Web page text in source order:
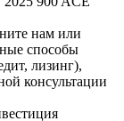
нам или
способы
лизинг),
консультации